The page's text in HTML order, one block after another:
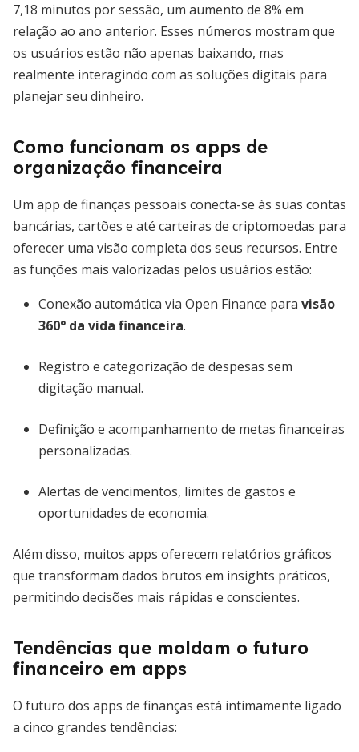
7,18 minutos por sessão, um aumento de 8% em
relação ao ano anterior. Esses números mostram que
os usuários estão não apenas baixando, mas
realmente interagindo com as soluções digitais para
planejar seu dinheiro.
Como funcionam os apps de
organização financeira
Um app de finanças pessoais conecta-se às suas contas
bancárias, cartões e até carteiras de criptomoedas para
oferecer uma visão completa dos seus recursos. Entre
as funções mais valorizadas pelos usuários estão:
Conexão automática via Open Finance para visão
360° da vida financeira.
Registro e categorização de despesas sem
digitação manual.
Definição e acompanhamento de metas financeiras
personalizadas.
Alertas de vencimentos, limites de gastos e
oportunidades de economia.
Além disso, muitos apps oferecem relatórios gráficos
que transformam dados brutos em insights práticos,
permitindo decisões mais rápidas e conscientes.
Tendências que moldam o futuro
financeiro em apps
O futuro dos apps de finanças está intimamente ligado
a cinco grandes tendências: